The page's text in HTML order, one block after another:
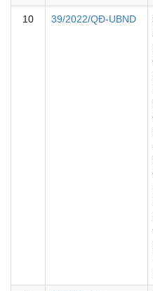
10 39/2022/QĐ-UBND